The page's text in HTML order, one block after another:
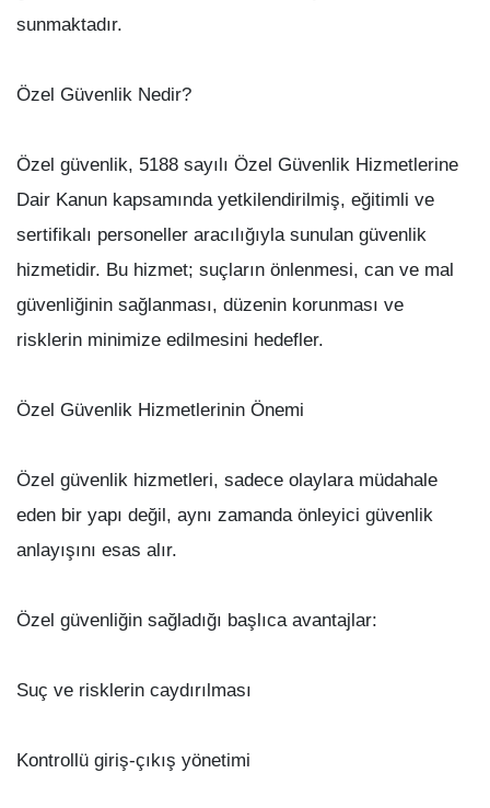
sunmaktadır.
Özel Güvenlik Nedir?
Özel güvenlik, 5188 sayılı Özel Güvenlik Hizmetlerine
Dair Kanun kapsamında yetkilendirilmiş, eğitimli ve
sertifikalı personeller aracılığıyla sunulan güvenlik
hizmetidir. Bu hizmet; suçların önlenmesi, can ve mal
güvenliğinin sağlanması, düzenin korunması ve
risklerin minimize edilmesini hedefler.
Özel Güvenlik Hizmetlerinin Önemi
Özel güvenlik hizmetleri, sadece olaylara müdahale
eden bir yapı değil, aynı zamanda önleyici güvenlik
anlayışını esas alır.
Özel güvenliğin sağladığı başlıca avantajlar:
Suç ve risklerin caydırılması
Kontrollü giriş-çıkış yönetimi